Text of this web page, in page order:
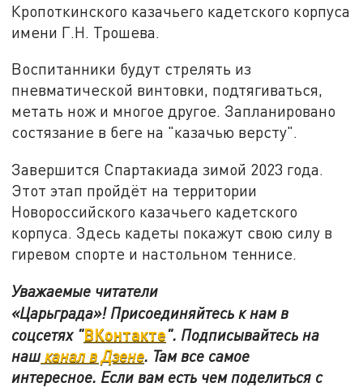
Кропоткинского казачьего кадетского корпуса
имени Г.Н. Трошева.
Воспитанники будут стрелять из
пневматической винтовки, подтягиваться,
метать нож и многое другое. Запланировано
состязание в беге на "казачью версту".
Завершится Спартакиада зимой 2023 года.
Этот этап пройдёт на территории
Новороссийского казачьего кадетского
корпуса. Здесь кадеты покажут свою силу в
гиревом спорте и настольном теннисе.
Уважаемые читатели
«Царьграда»! Присоединяйтесь к нам в
соцсетях "ВКонтакте". Подписывайтесь на
нашканал в Дзене. Там все самое
интересное. Если вам есть чем поделиться с